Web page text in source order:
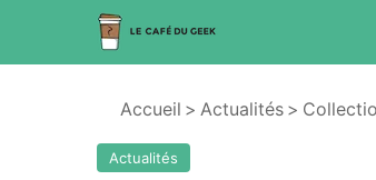
Accueil > Actualités >
Actualités